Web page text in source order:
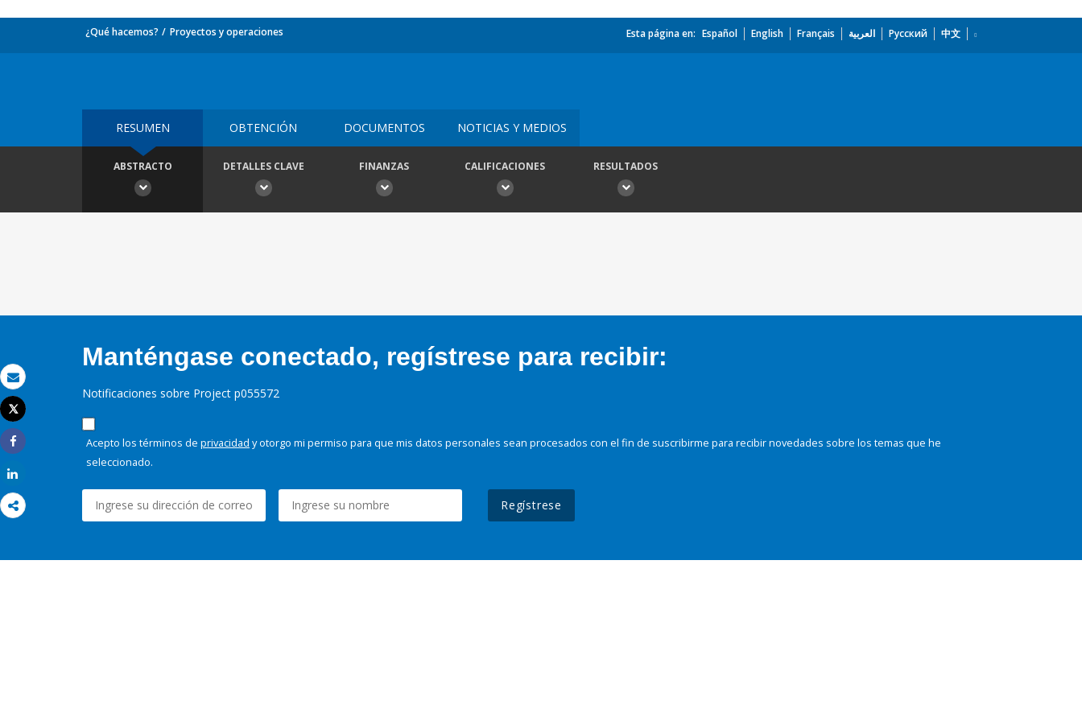
Correo electrónico
Imprimir
Tweet
Share
¿Qué hacemos? Proyectos y operaciones Esta página en: Español English Français العربية Русский 中文
RESUMEN OBTENCIÓN DOCUMENTOS NOTICIAS Y MEDIOS
ABSTRACTO DETALLES CLAVE FINANZAS CALIFICACIONES RESULTADOS
Manténgase conectado, regístrese para recibir:
Notificaciones sobre Project p055572
Acepto los términos de privacidad y otorgo mi permiso para que mis datos personales sean procesados con el fin de suscribirme para recibir novedades sobre los temas que he
seleccionado.
Regístrese